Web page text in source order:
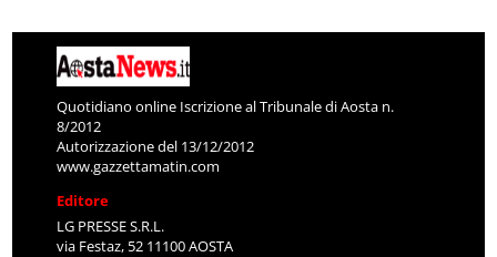
Quotidiano online Iscrizione al Tribunale di Aosta n.
8/2012
Autorizzazione del 13/12/2012
www.gazzettamatin.com
Editore
LG PRESSE S.R.L.
via Festaz, 52 11100 AOSTA